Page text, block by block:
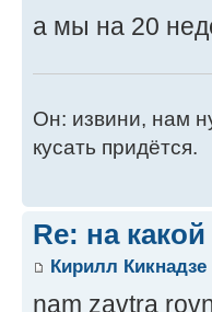
а мы на 20
Он: извини, нам
кусать придётся.
Re: на
Кирилл Кикнадзе
nam zavtra